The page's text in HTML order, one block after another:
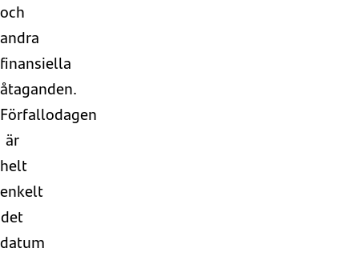
och
andra
finansiella
åtaganden.
Förfallodagen
är
helt
enkelt
det
datum